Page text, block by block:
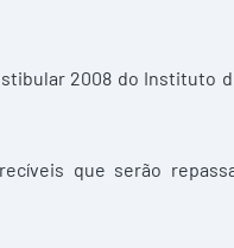
2008 do Instituto
que serão